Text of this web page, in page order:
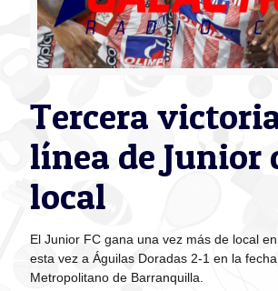
Tercera
línea de Junior
local
El Junior FC gana una vez más de local
esta vez a Águilas Doradas 2-1 en la
Metropolitano de Barranquilla.